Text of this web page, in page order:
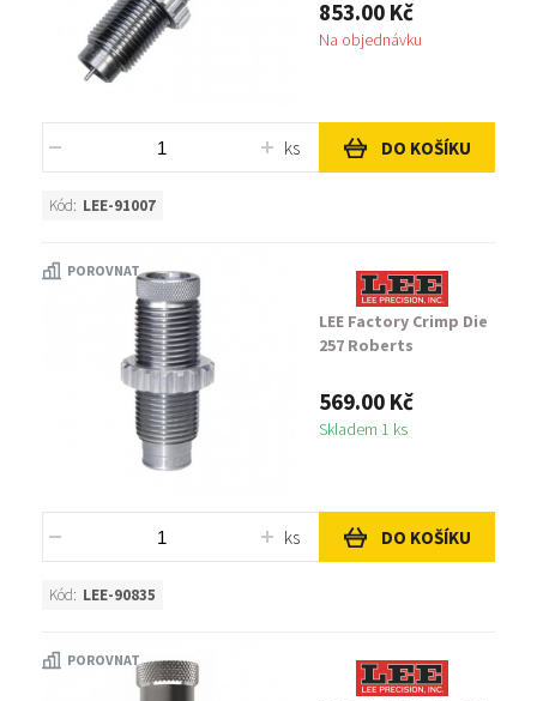
853.00 Kč
Na objednávku
ks DO KOŠÍKU
Kód: LEE-91007
POROVNAT
LEE Factory Crimp Die
257 Roberts
569.00 Kč
Skladem 1 ks
ks DO KOŠÍKU
Kód: LEE-90835
POROVNAT